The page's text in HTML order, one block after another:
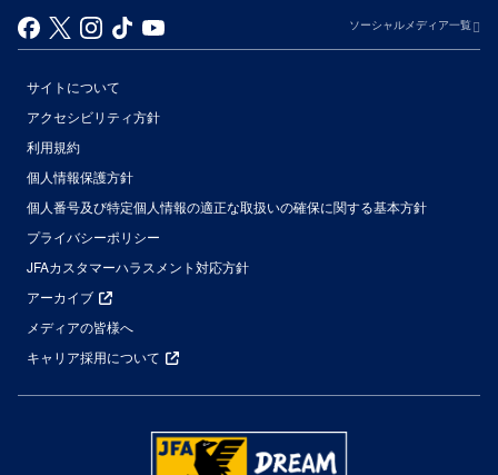
ソーシャルメディア一覧
サイトについて
アクセシビリティ方針
利用規約
個人情報保護方針
個人番号及び特定個人情報の適正な取扱いの確保に関する基本方針
プライバシーポリシー
JFAカスタマーハラスメント対応方針
アーカイブ
メディアの皆様へ
キャリア採用について